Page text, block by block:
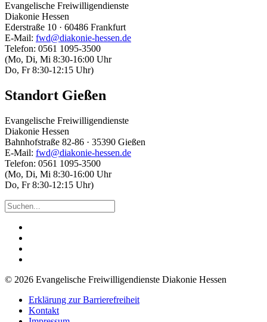
Evangelische Freiwilligendienste
Diakonie Hessen
Ederstraße 10 · 60486 Frankfurt
E-Mail: fwd@diakonie-hessen.de
Telefon: 0561 1095-3500
(Mo, Di, Mi 8:30-16:00 Uhr
Do, Fr 8:30-12:15 Uhr)
Standort Gießen
Evangelische Freiwilligendienste
Diakonie Hessen
Bahnhofstraße 82-86 · 35390 Gießen
E-Mail: fwd@diakonie-hessen.de
Telefon: 0561 1095-3500
(Mo, Di, Mi 8:30-16:00 Uhr
Do, Fr 8:30-12:15 Uhr)
© 2026 Evangelische Freiwilligendienste Diakonie Hessen
Erklärung zur Barrierefreiheit
Kontakt